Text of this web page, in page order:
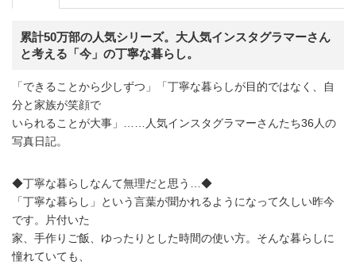
累計50万部の人気シリーズ。大人気インスタグラマーさん
と考える「今」の丁寧な暮らし。
「できることから少しずつ」「丁寧な暮らしが目的ではなく、自
分と家族が笑顔で
いられることが大事」……人気インスタグラマーさんたち36人の
写真日記。
◆丁寧な暮らしなんて無理だと思う…◆
「丁寧な暮らし」という言葉が聞かれるようになって久しい昨今
です。片付いた
家、手作りご飯、ゆったりとした時間の使い方。そんな暮らしに
憧れていても、